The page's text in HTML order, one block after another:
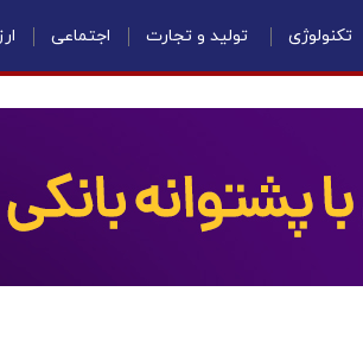
تکنولوژی تولید و تجارت اجتماعی